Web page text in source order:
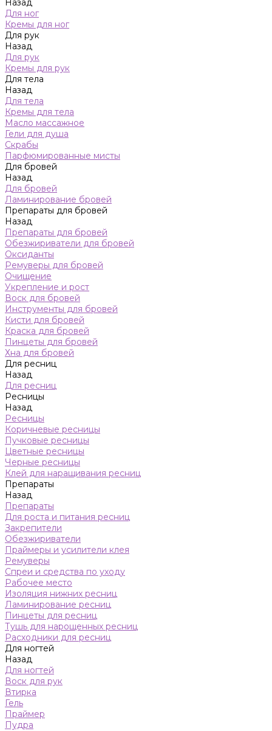
Назад
Для ног
Кремы для ног
Для рук
Назад
Для рук
Кремы для рук
Для тела
Назад
Для тела
Кремы для тела
Масло массажное
Гели для душа
Скрабы
Парфюмированные мисты
Для бровей
Назад
Для бровей
Ламинирование бровей
Препараты для бровей
Назад
Препараты для бровей
Обезжириватели для бровей
Оксиданты
Ремуверы для бровей
Очищение
Укрепление и рост
Воск для бровей
Инструменты для бровей
Кисти для бровей
Краска для бровей
Пинцеты для бровей
Хна для бровей
Для ресниц
Назад
Для ресниц
Ресницы
Назад
Ресницы
Коричневые ресницы
Пучковые ресницы
Цветные ресницы
Черные ресницы
Клей для наращивания ресниц
Препараты
Назад
Препараты
Для роста и питания ресниц
Закрепители
Обезжириватели
Праймеры и усилители клея
Ремуверы
Спреи и средства по уходу
Рабочее место
Изоляция нижних ресниц
Ламинирование ресниц
Пинцеты для ресниц
Тушь для нарощенных ресниц
Расходники для ресниц
Для ногтей
Назад
Для ногтей
Воск для рук
Втирка
Гель
Праймер
Пудра